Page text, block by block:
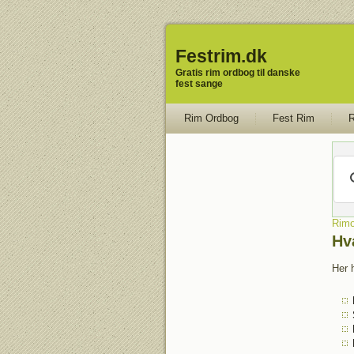
Festrim.dk
Gratis rim ordbog til danske
fest sange
Rim Ordbog Fest Rim
Her